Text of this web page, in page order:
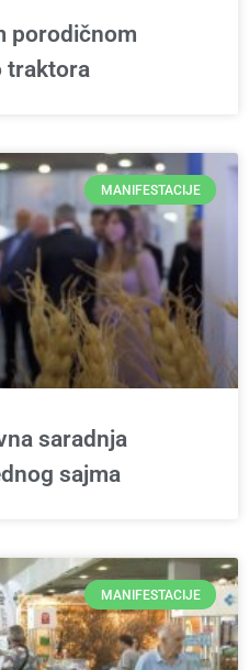
porodičnom
traktora
MANIFESTACIJE
saradnja
sajma
MANIFESTACIJE